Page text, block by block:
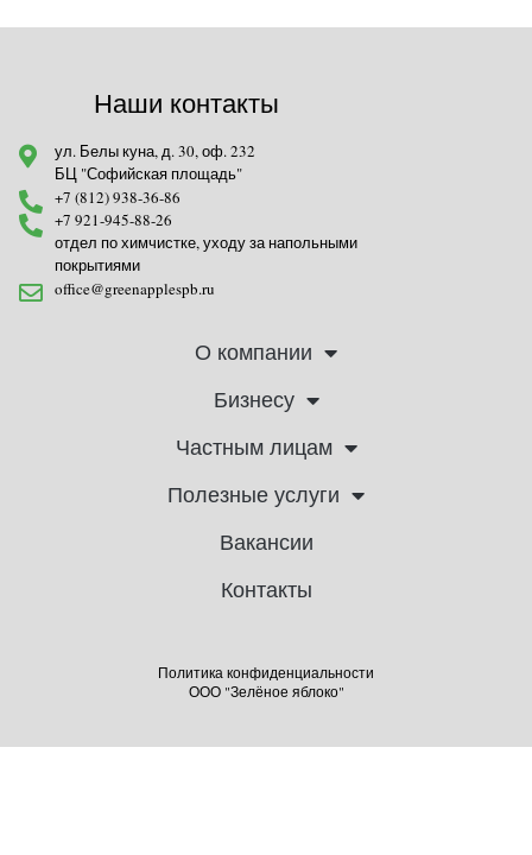
О компании
Бизнесу
Частным лицам
Полезные услуги
Вакансии
Контакты
Наши контакты
ул. Белы куна, д. 30, оф. 232
БЦ "Софийская площадь"
+7 (812) 938-36-86
+7 921-945-88-26
отдел по химчистке, уходу за напольными
покрытиями
office@greenapplespb.ru
Политика конфиденциальности
ООО "Зелёное яблоко"